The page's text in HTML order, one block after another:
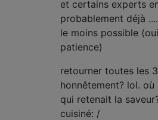
et certains experts
probablement déjà
le moins possible
patience)
retourner toutes les
honnêtement? lol.
qui retenait la
cuisiné: /